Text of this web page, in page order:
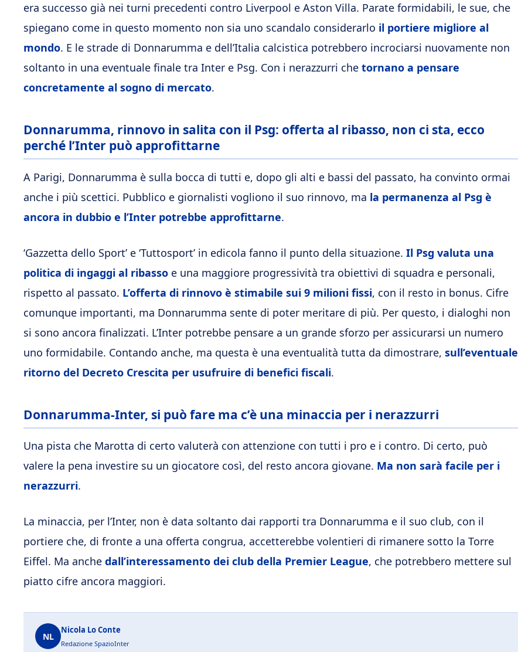
era successo già nei turni precedenti contro Liverpool e Aston Villa. Parate formidabili, le sue, che
spiegano come in questo momento non sia uno scandalo considerarlo il portiere migliore al
mondo. E le strade di Donnarumma e dell’Italia calcistica potrebbero incrociarsi nuovamente non
soltanto in una eventuale finale tra Inter e Psg. Con i nerazzurri che tornano a pensare
concretamente al sogno di mercato.
Donnarumma, rinnovo in salita con il Psg: offerta al ribasso, non ci sta, ecco
perché l’Inter può approfittarne
A Parigi, Donnarumma è sulla bocca di tutti e, dopo gli alti e bassi del passato, ha convinto ormai
anche i più scettici. Pubblico e giornalisti vogliono il suo rinnovo, ma la permanenza al Psg è
ancora in dubbio e l’Inter potrebbe approfittarne.
‘Gazzetta dello Sport’ e ‘Tuttosport’ in edicola fanno il punto della situazione. Il Psg valuta una
politica di ingaggi al ribasso e una maggiore progressività tra obiettivi di squadra e personali,
rispetto al passato. L’offerta di rinnovo è stimabile sui 9 milioni fissi, con il resto in bonus. Cifre
comunque importanti, ma Donnarumma sente di poter meritare di più. Per questo, i dialoghi non
si sono ancora finalizzati. L’Inter potrebbe pensare a un grande sforzo per assicurarsi un numero
uno formidabile. Contando anche, ma questa è una eventualità tutta da dimostrare, sull’eventuale
ritorno del Decreto Crescita per usufruire di benefici fiscali.
Donnarumma-Inter, si può fare ma c’è una minaccia per i nerazzurri
Una pista che Marotta di certo valuterà con attenzione con tutti i pro e i contro. Di certo, può
valere la pena investire su un giocatore così, del resto ancora giovane. Ma non sarà facile per i
nerazzurri.
La minaccia, per l’Inter, non è data soltanto dai rapporti tra Donnarumma e il suo club, con il
portiere che, di fronte a una offerta congrua, accetterebbe volentieri di rimanere sotto la Torre
Eiffel. Ma anche dall’interessamento dei club della Premier League, che potrebbero mettere sul
piatto cifre ancora maggiori.
NL
Nicola Lo Conte
Redazione SpazioInter